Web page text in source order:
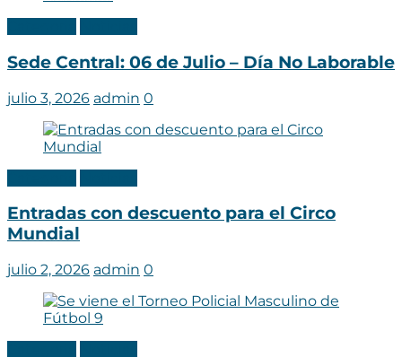
Sede Central: 06 de Julio – Día No Laborable
julio 3, 2026 admin 0
Entradas con descuento para el Circo
Mundial
julio 2, 2026 admin 0